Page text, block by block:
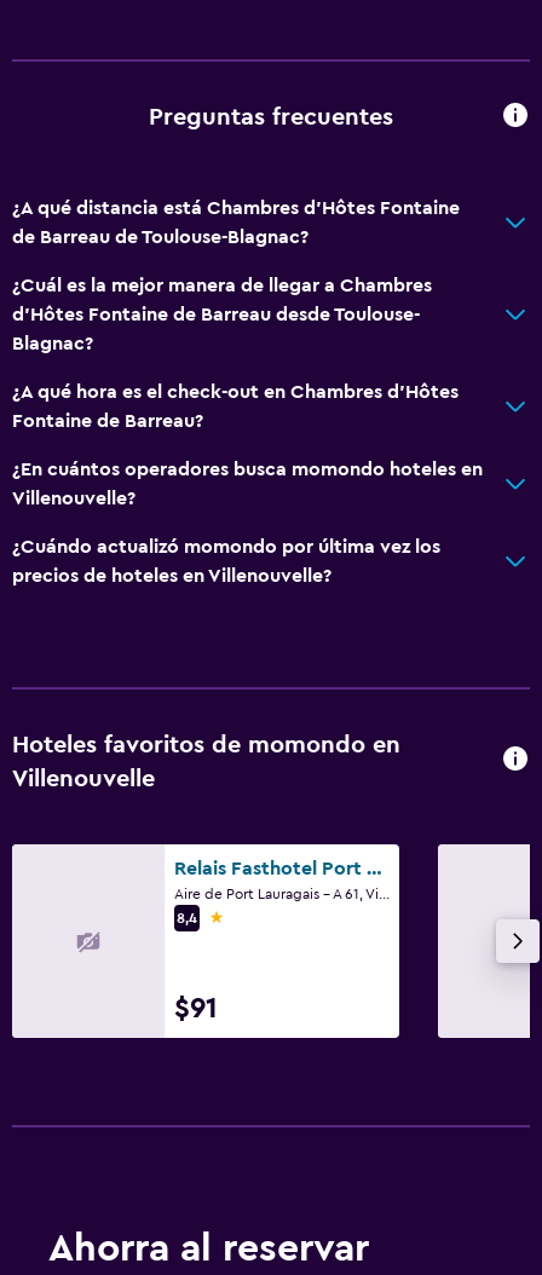
Preguntas frecuentes
¿A qué distancia está Chambres d'Hôtes Fontaine
de Barreau de Toulouse-Blagnac?
¿Cuál es la mejor manera de llegar a Chambres
d'Hôtes Fontaine de Barreau desde Toulouse-
Blagnac?
¿A qué hora es el check-out en Chambres d'Hôtes
Fontaine de Barreau?
¿En cuántos operadores busca momondo hoteles en
Villenouvelle?
¿Cuándo actualizó momondo por última vez los
precios de hoteles en Villenouvelle?
Hoteles favoritos de momondo en
Villenouvelle
Relais Fasthotel Port Lauragais
8,4
1 estrella
$91
Ahorra al reservar